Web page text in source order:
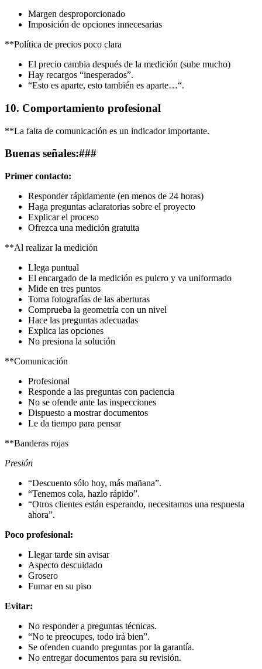
Margen desproporcionado
Imposición de opciones innecesarias
**Política de precios poco clara
El precio cambia después de la medición (sube mucho)
Hay recargos “inesperados”.
“Esto es aparte, esto también es aparte…“.
10. Comportamiento profesional
**La falta de comunicación es un indicador importante.
Buenas señales:###
Primer contacto:
Responder rápidamente (en menos de 24 horas)
Haga preguntas aclaratorias sobre el proyecto
Explicar el proceso
Ofrezca una medición gratuita
**Al realizar la medición
Llega puntual
El encargado de la medición es pulcro y va uniformado
Mide en tres puntos
Toma fotografías de las aberturas
Comprueba la geometría con un nivel
Hace las preguntas adecuadas
Explica las opciones
No presiona la solución
**Comunicación
Profesional
Responde a las preguntas con paciencia
No se ofende ante las inspecciones
Dispuesto a mostrar documentos
Le da tiempo para pensar
**Banderas rojas
Presión
“Descuento sólo hoy, más mañana”.
“Tenemos cola, hazlo rápido”.
“Otros clientes están esperando, necesitamos una respuesta
ahora”.
Poco profesional:
Llegar tarde sin avisar
Aspecto descuidado
Grosero
Fumar en su piso
Evitar:
No responder a preguntas técnicas.
“No te preocupes, todo irá bien”.
Se ofenden cuando preguntas por la garantía.
No entregar documentos para su revisión.